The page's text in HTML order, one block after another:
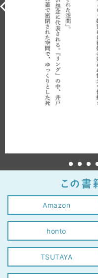
Amazon
honto
TSUTAYA